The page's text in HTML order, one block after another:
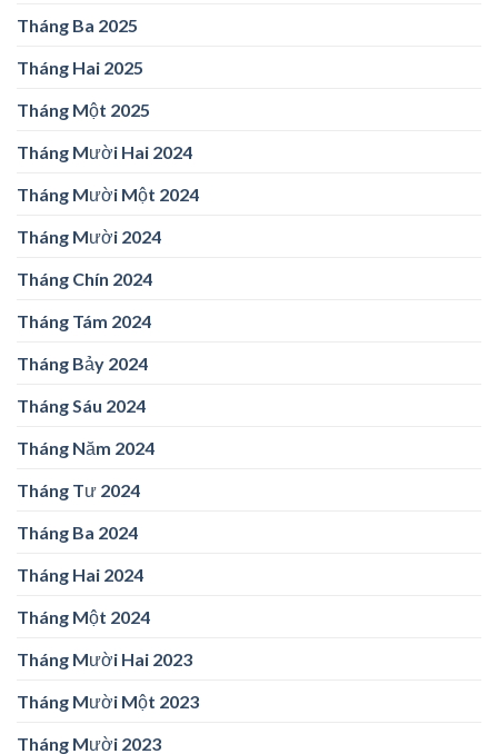
Tháng Ba 2025
Tháng Hai 2025
Tháng Một 2025
Tháng Mười Hai 2024
Tháng Mười Một 2024
Tháng Mười 2024
Tháng Chín 2024
Tháng Tám 2024
Tháng Bảy 2024
Tháng Sáu 2024
Tháng Năm 2024
Tháng Tư 2024
Tháng Ba 2024
Tháng Hai 2024
Tháng Một 2024
Tháng Mười Hai 2023
Tháng Mười Một 2023
Tháng Mười 2023